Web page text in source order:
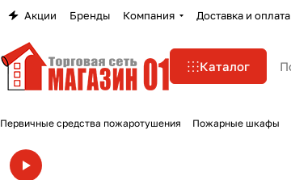
Акции Бренды Компания Доставка и оплата
Каталог
Первичные средства пожаротушения Пожарные шкафы